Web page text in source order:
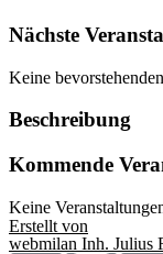
Nächste
Keine
Beschreibung
Kommende
Keine
Erstellt von
webmilan Inh. Julius